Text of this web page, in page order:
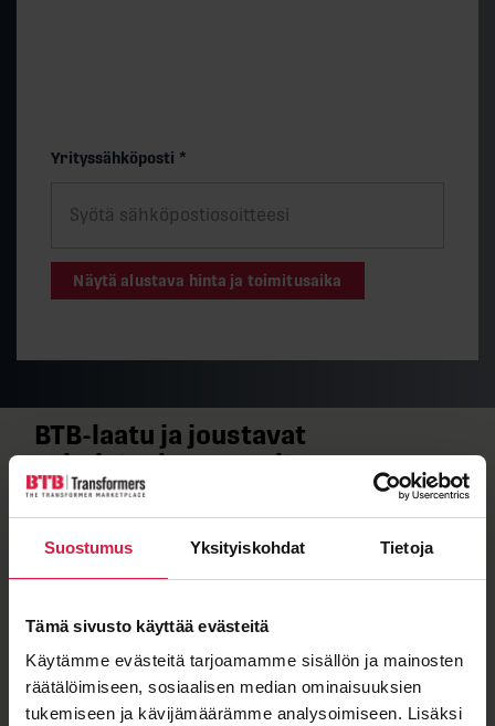
Suostumus Yksityiskohdat Tietoja
Tämä sivusto käyttää evästeitä
Käytämme evästeitä tarjoamamme sisällön ja mainosten
räätälöimiseen, sosiaalisen median ominaisuuksien
tukemiseen ja kävijämäärämme analysoimiseen. Lisäksi
Yrityssähköposti *
Näytä alustava hinta ja toimitusaika
BTB-​laatu ja joustavat
valmistuskumppanit
Kun näet muuntajassa BTB-​merkkilaatan, tiedät sen
Jakelumuuntajamme valmistaa SEM Transformatör,
jonka sertifioitu laatu takaa kestävyyden vaativissa